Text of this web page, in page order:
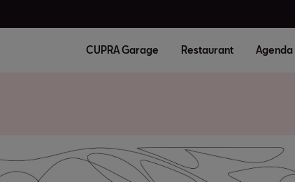
CUPRA Garage Restaurant Agenda